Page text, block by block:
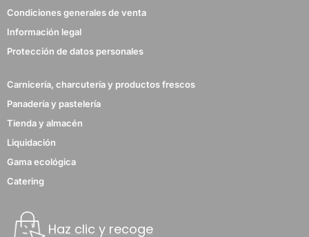
Condiciones generales de venta
Información legal
Protección de datos personales
Carnicería, charcutería y productos frescos
Panadería y pastelería
Tienda y almacén
Liquidación
Gama ecológica
Catering
Haz clic y recoge